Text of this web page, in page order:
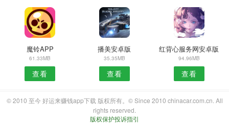
魔铃APP
61.33MB
查看
播美安卓版
35.35MB
查看
红背心服务网安卓版
94.96MB
查看
© 2010 至今 好运来赚钱app下载 版权所有。© Since 2010 chinacar.com.cn. All
rights reserved.
版权保护投诉指引